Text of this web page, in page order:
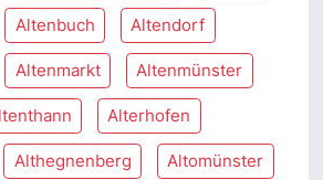
Altenbuch Altendorf
Altenmarkt Altenmünster
Alterhofen
Althegnenberg Altomünster